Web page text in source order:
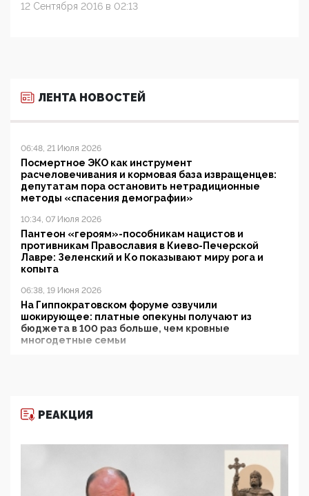
12 Сентября 2016 в 02:13
ЛЕНТА НОВОСТЕЙ
06:48, 21 Июля 2026
Посмертное ЭКО как инструмент
расчеловечивания и кормовая база извращенцев:
депутатам пора остановить нетрадиционные
методы «спасения демографии»
10:34, 07 Июля 2026
Пантеон «героям»-пособникам нацистов и
противникам Православия в Киево-Печерской
Лавре: Зеленский и Ко показывают миру рога и
копыта
06:38, 19 Июня 2026
На Гиппократовском форуме озвучили
шокирующее: платные опекуны получают из
бюджета в 100 раз больше, чем кровные
многодетные семьи
11:53, 09 Июня 2026
деятельность ИИТО ЮНЕСКО в России, но
цифроглобалисты продолжают определять
повестку в образовании
09:43, 01 Июня 2026
РЕАКЦИЯ